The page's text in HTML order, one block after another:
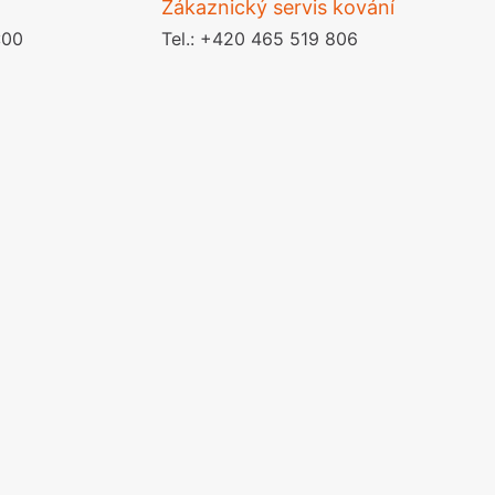
nohy, Nábytkové nohy a
Zákaznický servis kování
Tel.: +420 465 519 806